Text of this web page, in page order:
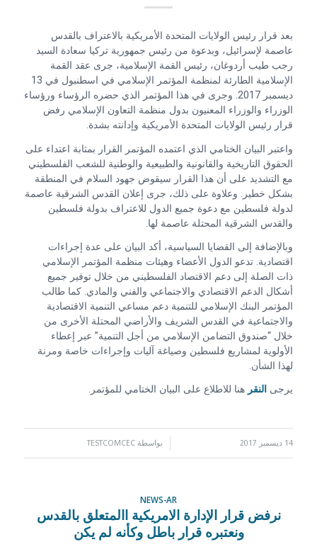
بعد قرار رئيس الولايات المتحدة الأمريكية بالاعتراف بالقدس
عاصمة لإسرائيل، وبدعوة من رئيس جمهورية تركيا سعادة السيد
رجب طيب أردوغان، رئيس القمة الإسلامية، جرى عقد القمة
الإسلامية الطارئة لمنظمة المؤتمر الإسلامي في اسطنبول في 13
ديسمبر 2017. وجرى في هذا المؤتمر الذي حضره الرؤساء ورؤساء
الوزراء والوزراء المعنيون بدول منظمة التعاون الإسلامي رفض
قرار رئيس الولايات المتحدة الأمريكية وإدانته بشدة.
واعتبر البيان الختامي الذي اعتمده المؤتمر القرار بمثابة اعتداء على
الحقوق التاريخية والقانونية والطبيعية والوطنية للشعب الفلسطيني
مع التشديد على أن هذا القرار سيقوض جهود السلام في المنطقة
بشكل خطير. وعلاوة على ذلك، جرى إعلان القدس الشرقية عاصمة
لدولة فلسطين مع دعوة جميع الدول للاعتراف بدولة فلسطين
والقدس الشرقية المحتلة عاصمة لها.
وبالإضافة إلى القضايا السياسية، أكد البيان على عدة إجراءات
اقتصادية. تدعو الدول الأعضاء وهيئات منظمة المؤتمر الإسلامي
ذات الصلة إلى دعم الاقتصاد الفلسطيني من خلال توفير جميع
أشكال الدعم الاقتصادي والاجتماعي والفني والمادي. كما طالب
المؤتمر البنك الإسلامي للتنمية دعم مساعي التنمية الاقتصادية
والاجتماعية في القدس الشريف والأراضي المحتلة الأخرى من
خلال “صندوق التضامن الإسلامي من أجل التنمية” عبر إعطاء
الأولوية لمشاريع فلسطين وصياغة آليات وإجراءات خاصة ومرنة
لهذا الشأن.
يرجى النقر هنا للاطلاع على البيان الختامي للمؤتمر.
14 ديسمبر 2017 بواسطةTESTCOMCEC
NEWS-AR
نرفض قرار الإدارة الامريكية االمتعلق بالقدس
ونعتبره قرار باطل وكأنه لم يكن